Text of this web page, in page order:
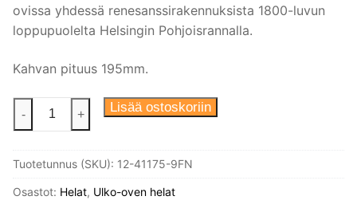
ovissa yhdessä renesanssirakennuksista 1800-luvun
loppupuolelta Helsingin Pohjoisrannalla.
Kahvan pituus 195mm.
Vetokahva
helmireunalla.
messinki.
Sisältää
- + Lisää ostoskoriin
Tuotetunnus (SKU): 12-41175-9FN
Osastot: Helat, Ulko-oven helat